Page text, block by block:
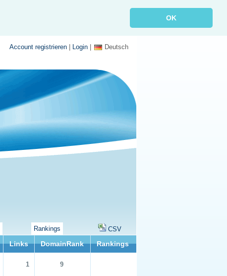
OK
Account registrieren | Login | Deutsch
Rankings CSV
Links DomainRank Rankings
1 9